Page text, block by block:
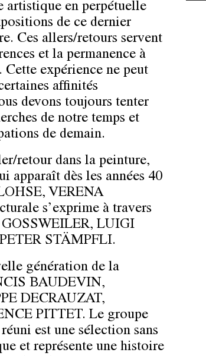
artistique en perpétuelle
de ce dernier
Ces allers/retours servent
et la permanence à
expérience ne peut
affinités
devons toujours tenter
de notre temps et
de demain.
retour dans la peinture,
apparaît dès les années 40
VERENA
s’exprime à travers
LUIGI
STÄMPFLI.
génération de la
BAUDEVIN,
DECRAUZAT,
PITTET. Le groupe
est une sélection sans
et représente une histoire